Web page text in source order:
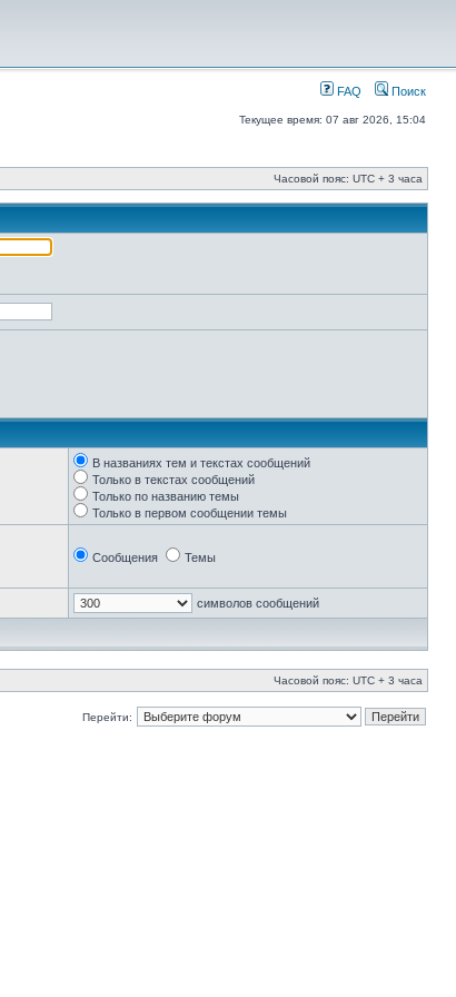
FAQ Поиск
Текущее время: 07 авг 2026, 15:04
Часовой пояс: UTC + 3 часа
В названиях тем и текстах сообщений
Только в текстах сообщений
Только по названию темы
Только в первом сообщении темы
Сообщения Темы
символов сообщений
Часовой пояс: UTC + 3 часа
Перейти: